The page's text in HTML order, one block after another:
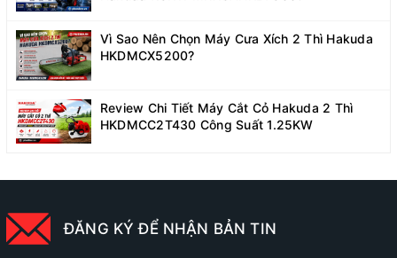
Vì Sao Nên Chọn Máy Cưa Xích 2 Thì Hakuda
HKDMCX5200?
Review Chi Tiết Máy Cắt Cỏ Hakuda 2 Thì
HKDMCC2T430 Công Suất 1.25KW
ĐĂNG KÝ ĐỂ NHẬN BẢN TIN